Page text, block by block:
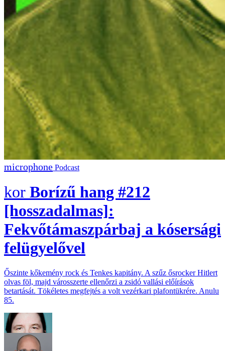
Podcast
Borízű hang #212
[hosszadalmas]:
Fekvőtámaszpárbaj a kósersági
felügyelővel
Őszinte kőkemény rock és Tenkes kapitány. A szűz ősrocker Hitlert
olvas föl, majd városszerte ellenőrzi a zsidó vallási előírások
betartását. Tökéletes megfejtés a volt vezérkari plafontükrére. Anulu
85.